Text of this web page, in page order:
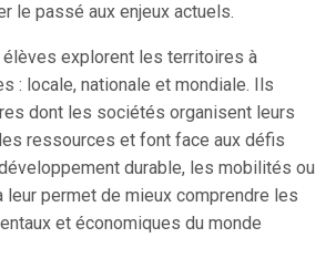
le passé aux enjeux actuels.
élèves explorent les territoires à
: locale, nationale et mondiale. Ils
dont les sociétés organisent leurs
ressources et font face aux défis
durable, les mobilités ou
leur permet de mieux comprendre les
et économiques du monde